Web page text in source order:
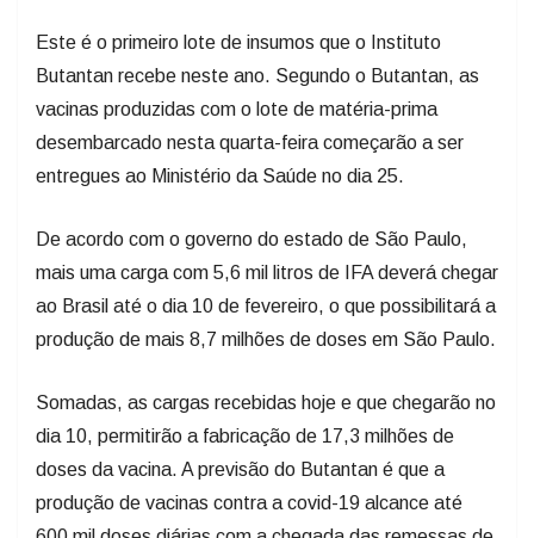
Este é o primeiro lote de insumos que o Instituto
Butantan recebe neste ano. Segundo o Butantan, as
vacinas produzidas com o lote de matéria-prima
desembarcado nesta quarta-feira começarão a ser
entregues ao Ministério da Saúde no dia 25.
De acordo com o governo do estado de São Paulo,
mais uma carga com 5,6 mil litros de IFA deverá chegar
ao Brasil até o dia 10 de fevereiro, o que possibilitará a
produção de mais 8,7 milhões de doses em São Paulo.
Somadas, as cargas recebidas hoje e que chegarão no
dia 10, permitirão a fabricação de 17,3 milhões de
doses da vacina. A previsão do Butantan é que a
produção de vacinas contra a covid-19 alcance até